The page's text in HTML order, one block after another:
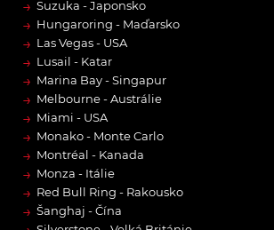
→ Suzuka - Japonsko
→ Hungaroring - Maďarsko
→ Las Vegas - USA
→ Lusail - Katar
→ Marina Bay - Singapur
→ Melbourne - Austrálie
→ Miami - USA
→ Monako - Monte Carlo
→ Montréal - Kanada
→ Monza - Itálie
→ Red Bull Ring - Rakousko
→ Šanghaj - Čína